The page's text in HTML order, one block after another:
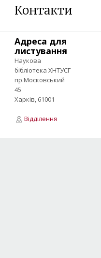
Контакти
Адреса для
листування
Наукова
бібліотека ХНТУСГ
пр.Московський
45
Харків, 61001
Відділення